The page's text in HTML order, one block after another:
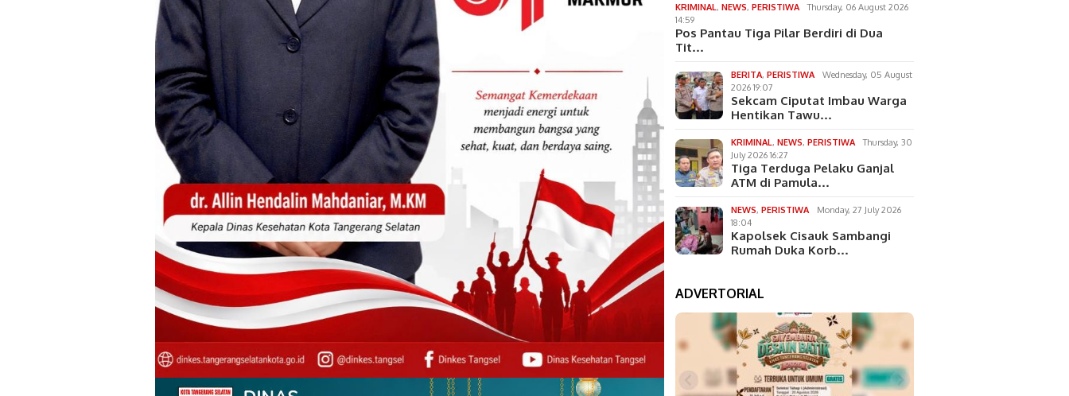
KRIMINAL,NEWS,PERISTIWA
Thursday, 06 August 2026
14:59
Pos Pantau Tiga Pilar Berdiri di Dua
Tit…
BERITA,PERISTIWA
Wednesday, 05 August
2026 19:07
Sekcam Ciputat Imbau Warga
Hentikan Tawu…
KRIMINAL,NEWS,PERISTIWA
Thursday, 30
July 2026 16:27
Tiga Terduga Pelaku Ganjal
ATM di Pamula…
NEWS,PERISTIWA
Monday, 27 July 2026
18:04
Kapolsek Cisauk Sambangi
Rumah Duka Korb…
ADVERTORIAL